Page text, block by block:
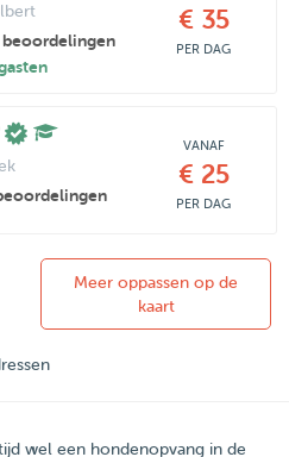
beoordelingen
€ 35
PER DAG
VANAF
€ 25
PER DAG
Meer oppassen op de
kaart
wel een hondenopvang in de